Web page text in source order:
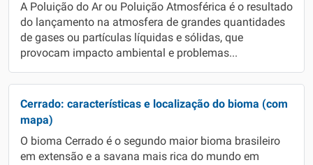
A Poluição do Ar ou Poluição Atmosférica é o resultado
do lançamento na atmosfera de grandes quantidades
de gases ou partículas líquidas e sólidas, que
provocam impacto ambiental e problemas...
Cerrado: características e localização do bioma (com
mapa)
O bioma Cerrado é o segundo maior bioma brasileiro
em extensão e a savana mais rica do mundo em